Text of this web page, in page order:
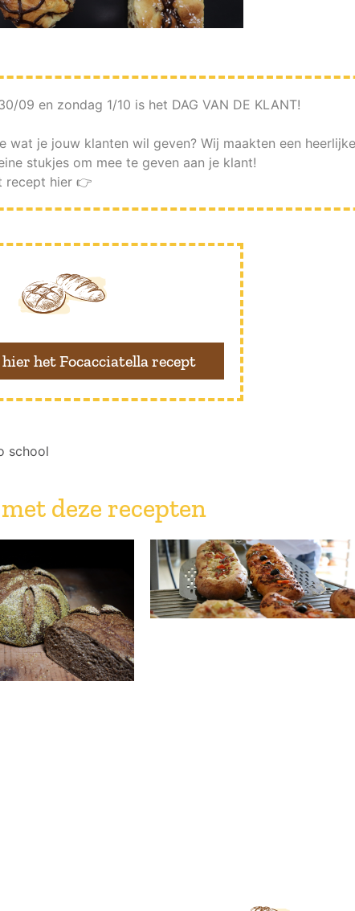
09 en zondag 1/10 is het DAG VAN DE KLANT!
wat je jouw klanten wil geven? Wij maakten een
stukjes om mee te geven aan je klant!
recept hier 👉
het Focacciatella recept
school
deze recepten